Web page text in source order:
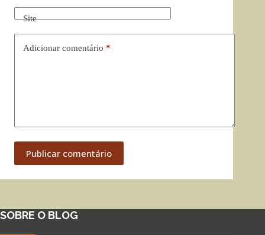
Site
Adicionar comentário *
Publicar comentário
SOBRE O BLOG